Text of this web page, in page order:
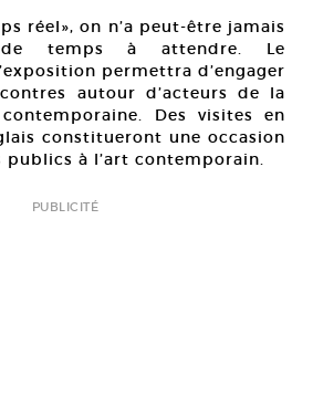
réel», on n’a peut-être jamais
temps à attendre. Le
permettra d’engager
autour d’acteurs de la
Des visites en
constitueront une occasion
publics à l’art contemporain.
PUBLICITÉ